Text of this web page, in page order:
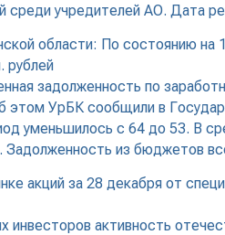
учредителей АО. Дата
области: По состоянию
рублей
задолженность по
этом УрБК сообщили в
уменьшилось с 64 до 53. В
из бюджетов
акций за 28 декабря от
инвесторов активность